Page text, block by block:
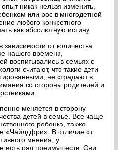
никак нельзя изменить,
или рос в многодетной
любого конкретного
как абсолютную истину.
от количества
нашего времени,
воспитывались в семьях с
считают, что такие дети
не страдают в
со стороны родителей и
меняется в сторону
детей в семье. Все чаще
ребенка, также
«Чайлдфри». В отличие от
мнения, у
есть ряд преимуществ. Они